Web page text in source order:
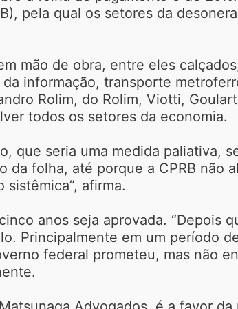
pela qual os setores da
mão de obra, entre eles
informação, transporte
Rolim, do Rolim, Viotti,
todos os setores da economia.
que seria uma medida paliativa,
folha, até porque a CPRB não
afirma.
anos seja aprovada. “Depois
Principalmente em um período
federal prometeu, mas não